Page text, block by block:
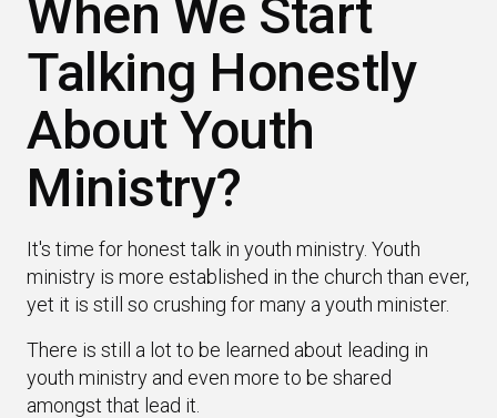
When We Start
Talking Honestly
About Youth
Ministry?
It's time for honest talk in youth ministry. Youth
ministry is more established in the church than ever,
yet it is still so crushing for many a youth minister.
There is still a lot to be learned about leading in
youth ministry and even more to be shared
amongst that lead it.